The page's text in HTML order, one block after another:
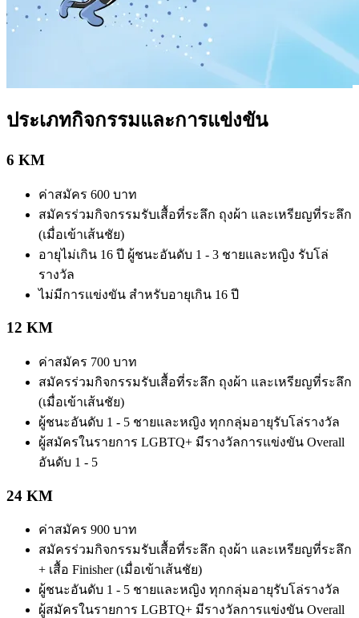
ประเภทกิจกรรมและการแข่งขัน
6 KM
ค่าสมัคร 600 บาท
สมัครร่วมกิจกรรมรับเสื้อที่ระลึก ถุงผ้า และเหรียญที่ระลึก
(เมื่อเข้าเส้นชัย)
อายุไม่เกิน 16 ปี ผู้ชนะอันดับ 1 - 3 ชายและหญิง รับโล่
รางวัล
ไม่มีการแข่งขัน สำหรับอายุเกิน 16 ปี
12 KM
ค่าสมัคร 700 บาท
สมัครร่วมกิจกรรมรับเสื้อที่ระลึก ถุงผ้า และเหรียญที่ระลึก
(เมื่อเข้าเส้นชัย)
ผู้ชนะอันดับ 1 - 5 ชายและหญิง ทุกกลุ่มอายุรับโล่รางวัล
ผู้สมัครในรายการ LGBTQ+ มีรางวัลการแข่งขัน Overall
อันดับ 1 - 5
24 KM
ค่าสมัคร 900 บาท
สมัครร่วมกิจกรรมรับเสื้อที่ระลึก ถุงผ้า และเหรียญที่ระลึก
+ เสื้อ Finisher (เมื่อเข้าเส้นชัย)
ผู้ชนะอันดับ 1 - 5 ชายและหญิง ทุกกลุ่มอายุรับโล่รางวัล
ผู้สมัครในรายการ LGBTQ+ มีรางวัลการแข่งขัน Overall